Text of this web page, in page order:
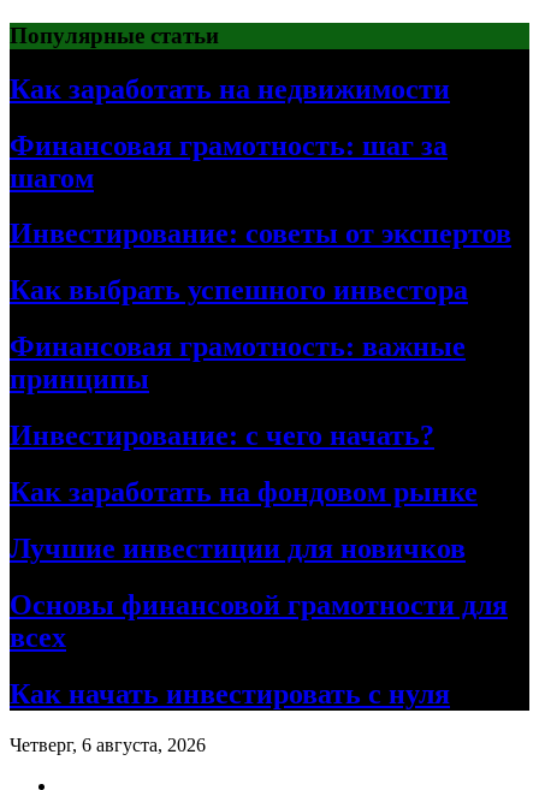
Перейти
к
содержимому
Популярные статьи
Как заработать на недвижимости
Финансовая грамотность: шаг за
шагом
Инвестирование: советы от экспертов
Как выбрать успешного инвестора
Финансовая грамотность: важные
принципы
Инвестирование: с чего начать?
Как заработать на фондовом рынке
Лучшие инвестиции для новичков
Основы финансовой грамотности для
всех
Как начать инвестировать с нуля
Четверг, 6 августа, 2026